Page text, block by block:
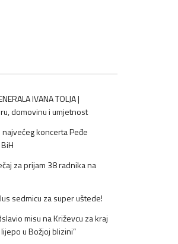
IVANA TOLJA |
domovinu i umjetnost
koncerta Peđe
za prijam 38 radnika na
sedmicu za super uštede!
misu na Križevcu za kraj
u Božjoj blizini”